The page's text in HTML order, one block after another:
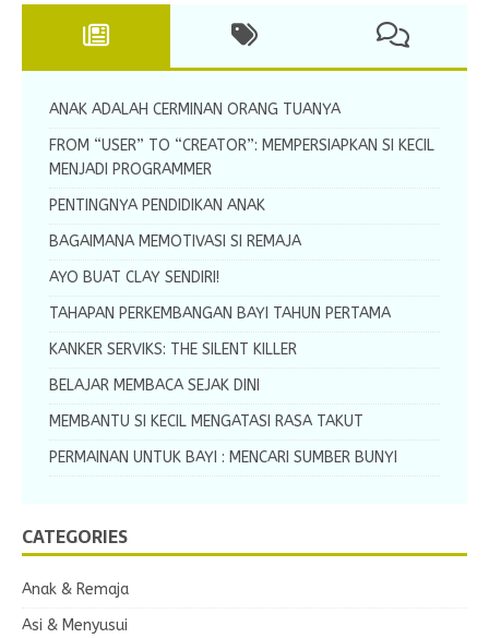
ANAK ADALAH CERMINAN ORANG TUANYA
FROM “USER” TO “CREATOR”: MEMPERSIAPKAN SI KECIL
MENJADI PROGRAMMER
PENTINGNYA PENDIDIKAN ANAK
BAGAIMANA MEMOTIVASI SI REMAJA
AYO BUAT CLAY SENDIRI!
TAHAPAN PERKEMBANGAN BAYI TAHUN PERTAMA
KANKER SERVIKS: THE SILENT KILLER
BELAJAR MEMBACA SEJAK DINI
MEMBANTU SI KECIL MENGATASI RASA TAKUT
PERMAINAN UNTUK BAYI : MENCARI SUMBER BUNYI
CATEGORIES
Anak & Remaja
Asi & Menyusui